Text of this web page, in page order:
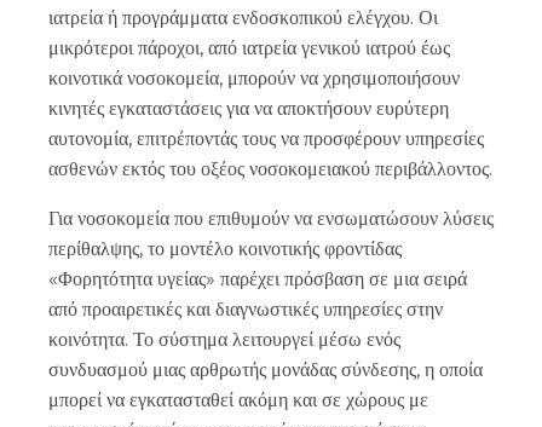
ιατρεία ή προγράμματα ενδοσκοπικού ελέγχου. Οι
μικρότεροι πάροχοι, από ιατρεία γενικού ιατρού έως
κοινοτικά νοσοκομεία, μπορούν να χρησιμοποιήσουν
κινητές εγκαταστάσεις για να αποκτήσουν ευρύτερη
αυτονομία, επιτρέποντάς τους να προσφέρουν υπηρεσίες
ασθενών εκτός του οξέος νοσοκομειακού περιβάλλοντος.
Για νοσοκομεία που επιθυμούν να ενσωματώσουν λύσεις
περίθαλψης, το μοντέλο κοινοτικής φροντίδας
«Φορητότητα υγείας» παρέχει πρόσβαση σε μια σειρά
από προαιρετικές και διαγνωστικές υπηρεσίες στην
κοινότητα. Το σύστημα λειτουργεί μέσω ενός
συνδυασμού μιας αρθρωτής μονάδας σύνδεσης, η οποία
μπορεί να εγκατασταθεί ακόμη και σε χώρους με